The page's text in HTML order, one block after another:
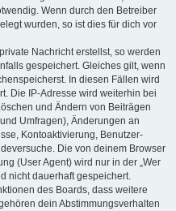
Wenn durch den Betreiber
wurden, so ist dies für dich vor
Nachricht erstellst, so werden
gespeichert. Gleiches gilt, wenn
In diesen Fällen wird
Die IP-Adresse wird weiterhin bei
und Ändern von Beiträgen
Umfragen), Änderungen an
Kontoaktivierung, Benutzer-
Die von deinem Browser
(User Agent) wird nur in der „Wer
nicht dauerhaft gespeichert.
des Boards, dass weitere
dein Abstimmungsverhalten